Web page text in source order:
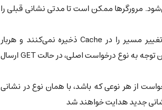
مرورگرها ممکن است تا مدتی نشانی قبلی را
: همانند وضعیت قبلی، با این تفاوت که مرورگرها تغییر مسیر را در Cache ذخیره نمی‌کنند و هربار
درخواست به صفحه‌ی قبلی ارسال می‌شود. به علاوه درخواست جدید بدون توجه به نوع درخواست اصلی، در حالت GET ارسال
از هر نوعی که باشد، با همان نوع در نشانی
جدید هدایت خواهند شد